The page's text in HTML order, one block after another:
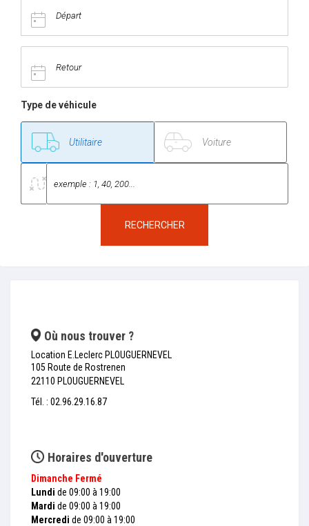
Type de véhicule
RECHERCHER
Où nous trouver ?
Location E.Leclerc PLOUGUERNEVEL
105 Route de Rostrenen
22110 PLOUGUERNEVEL
Tél. : 02.96.29.16.87
Horaires d'ouverture
Dimanche Fermé
Lundi de 09:00 à 19:00
Mardi de 09:00 à 19:00
Mercredi de 09:00 à 19:00